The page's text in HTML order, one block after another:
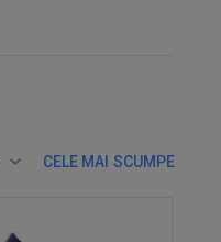
CELE MAI SCUMPE